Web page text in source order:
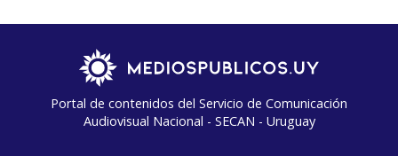
Portal de contenidos del Servicio de Comunicación
Audiovisual Nacional - SECAN - Uruguay